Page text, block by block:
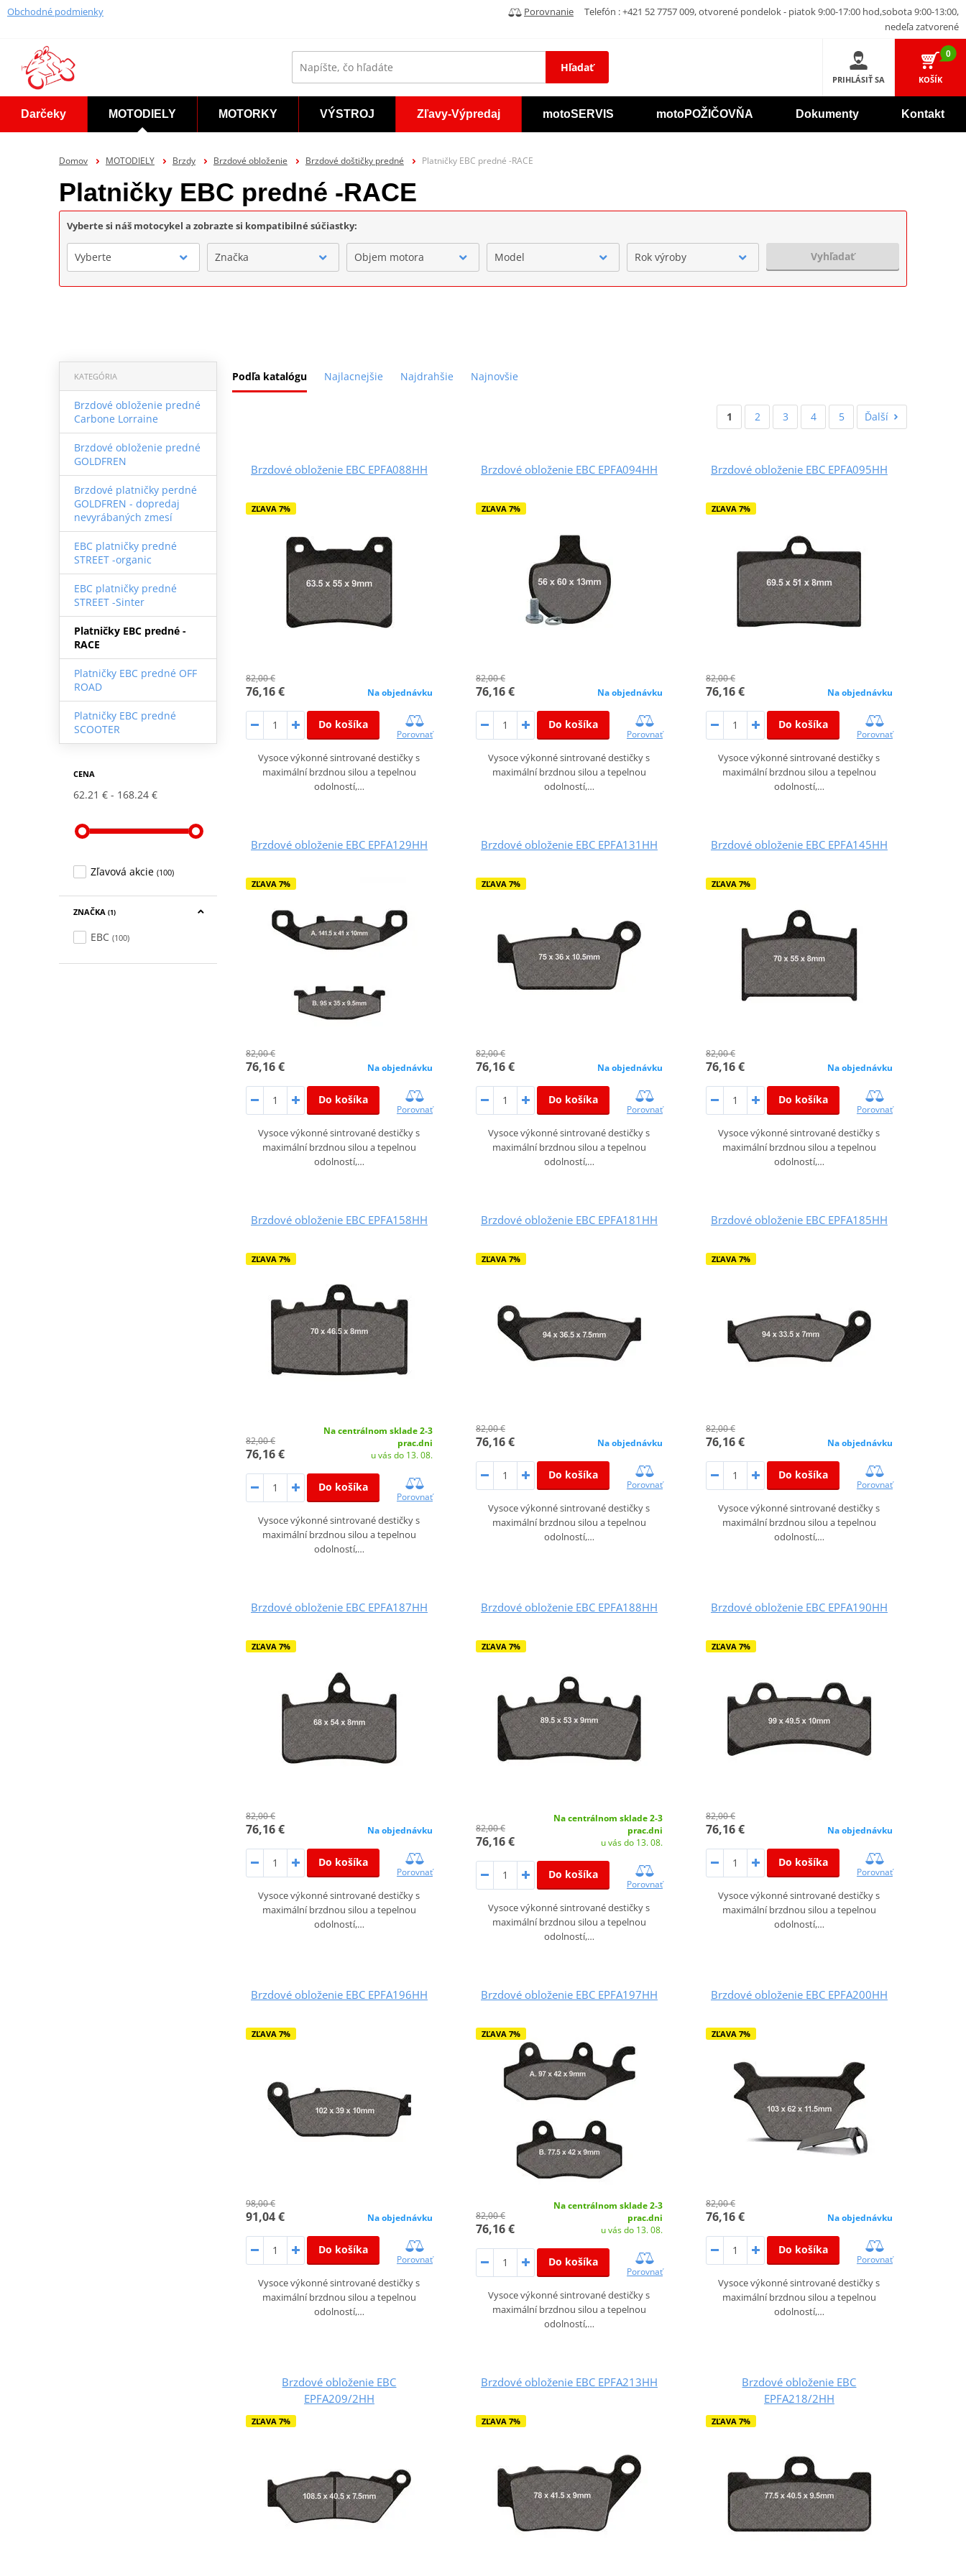
Obchodné podmienky Porovnanie
Telefón : +421 52 7757 009, otvorené pondelok - piatok 9:00-17:00 hod,sobota 9:00-13:00,
nedeľa zatvorené
Hľadať
PRIHLÁSIŤ SA
0
KOŠÍK
Darčeky MOTODIELY MOTORKY VÝSTROJ Zľavy-Výpredaj motoSERVIS motoPOŽIČOVŇA Dokumenty Kontakt
Domov MOTODIELY Brzdy Brzdové obloženie Brzdové doštičky predné Platničky EBC predné -RACE
Platničky EBC predné -RACE
Vyberte si náš motocykel a zobrazte si kompatibilné súčiastky:
Vyberte Značka Objem motora Model Rok výroby Vyhľadať
Podľa katalógu Najlacnejšie Najdrahšie Najnovšie
KATEGÓRIA
Brzdové obloženie predné
Carbone Lorraine
Brzdové obloženie predné
GOLDFREN
Brzdové platničky perdné
GOLDFREN - dopredaj
nevyrábaných zmesí
EBC platničky predné
STREET -organic
EBC platničky predné
STREET -Sinter
Platničky EBC predné -
RACE
Platničky EBC predné OFF
ROAD
Platničky EBC predné
SCOOTER
CENA
62.21 € 168.24 €
Zľavová akcie (100)
ZNAČKA (1)
EBC (100)
1 2 3 4 5 Ďalší
Brzdové obloženie EBC EPFA088HH
ZĽAVA 7%
82,00 €
76,16 € Na objednávku
Do košíka
Porovnať
Vysoce výkonné sintrované destičky s
maximální brzdnou silou a tepelnou
odolností,…
Brzdové obloženie EBC EPFA094HH
ZĽAVA 7%
82,00 €
76,16 € Na objednávku
Do košíka
Porovnať
Vysoce výkonné sintrované destičky s
maximální brzdnou silou a tepelnou
odolností,…
Brzdové obloženie EBC EPFA095HH
ZĽAVA 7%
82,00 €
76,16 € Na objednávku
Do košíka
Porovnať
Vysoce výkonné sintrované destičky s
maximální brzdnou silou a tepelnou
odolností,…
Brzdové obloženie EBC EPFA129HH
ZĽAVA 7%
82,00 €
76,16 € Na objednávku
Do košíka
Porovnať
Vysoce výkonné sintrované destičky s
maximální brzdnou silou a tepelnou
odolností,…
Brzdové obloženie EBC EPFA131HH
ZĽAVA 7%
82,00 €
76,16 € Na objednávku
Do košíka
Porovnať
Vysoce výkonné sintrované destičky s
maximální brzdnou silou a tepelnou
odolností,…
Brzdové obloženie EBC EPFA145HH
ZĽAVA 7%
82,00 €
76,16 € Na objednávku
Do košíka
Porovnať
Vysoce výkonné sintrované destičky s
maximální brzdnou silou a tepelnou
odolností,…
Brzdové obloženie EBC EPFA158HH
ZĽAVA 7%
82,00 €
76,16 €
Na centrálnom sklade 2-3
prac.dni
u vás do 13. 08.
Do košíka
Porovnať
Vysoce výkonné sintrované destičky s
maximální brzdnou silou a tepelnou
odolností,…
Brzdové obloženie EBC EPFA181HH
ZĽAVA 7%
82,00 €
76,16 € Na objednávku
Do košíka
Porovnať
Vysoce výkonné sintrované destičky s
maximální brzdnou silou a tepelnou
odolností,…
Brzdové obloženie EBC EPFA185HH
ZĽAVA 7%
82,00 €
76,16 € Na objednávku
Do košíka
Porovnať
Vysoce výkonné sintrované destičky s
maximální brzdnou silou a tepelnou
odolností,…
Brzdové obloženie EBC EPFA187HH
ZĽAVA 7%
82,00 €
76,16 € Na objednávku
Do košíka
Porovnať
Vysoce výkonné sintrované destičky s
maximální brzdnou silou a tepelnou
odolností,…
Brzdové obloženie EBC EPFA188HH
ZĽAVA 7%
82,00 €
76,16 €
Na centrálnom sklade 2-3
prac.dni
u vás do 13. 08.
Do košíka
Porovnať
Vysoce výkonné sintrované destičky s
maximální brzdnou silou a tepelnou
odolností,…
Brzdové obloženie EBC EPFA190HH
ZĽAVA 7%
82,00 €
76,16 € Na objednávku
Do košíka
Porovnať
Vysoce výkonné sintrované destičky s
maximální brzdnou silou a tepelnou
odolností,…
Brzdové obloženie EBC EPFA196HH
ZĽAVA 7%
98,00 €
91,04 € Na objednávku
Do košíka
Porovnať
Vysoce výkonné sintrované destičky s
maximální brzdnou silou a tepelnou
odolností,…
Brzdové obloženie EBC EPFA197HH
ZĽAVA 7%
82,00 €
76,16 €
Na centrálnom sklade 2-3
prac.dni
u vás do 13. 08.
Do košíka
Porovnať
Vysoce výkonné sintrované destičky s
maximální brzdnou silou a tepelnou
odolností,…
Brzdové obloženie EBC EPFA200HH
ZĽAVA 7%
82,00 €
76,16 € Na objednávku
Do košíka
Porovnať
Vysoce výkonné sintrované destičky s
maximální brzdnou silou a tepelnou
odolností,…
Brzdové obloženie EBC
EPFA209/2HH
ZĽAVA 7%
Brzdové obloženie EBC EPFA213HH
ZĽAVA 7%
Brzdové obloženie EBC
EPFA218/2HH
ZĽAVA 7%